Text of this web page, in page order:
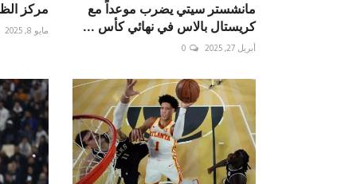
مانشستر سيتي يضرب موعداً مع
كريستال بالاس في نهائي كأس ...
أبريل 27, 2025 0
مركز
مايو 8, 2025